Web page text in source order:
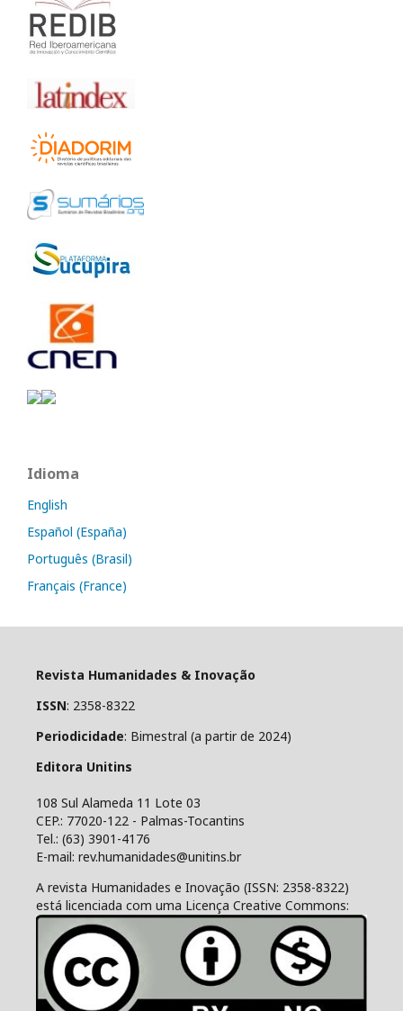
Idioma
English
Español (España)
Português (Brasil)
Français (France)
Revista Humanidades & Inovação
ISSN: 2358-8322
Periodicidade: Bimestral (a partir de 2024)
Editora Unitins
108 Sul Alameda 11 Lote 03
CEP.: 77020-122 - Palmas-Tocantins
Tel.: (63) 3901-4176
E-mail: rev.humanidades@unitins.br
A revista Humanidades e Inovação (ISSN: 2358-8322)
está licenciada com uma Licença Creative Commons: